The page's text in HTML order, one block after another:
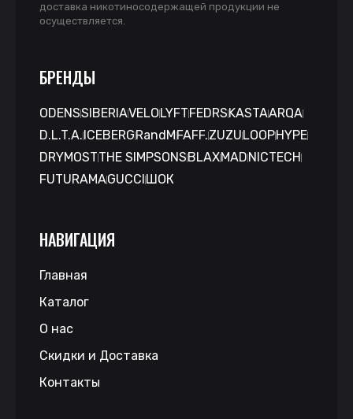
доставка никотиносодержащей продукции не
осуществляется.
БРЕНДЫ
ODENSSIBERIAVELO LYFT FEDRS KASTAARQA
D.L.T.A. ICEBERG RandM FAFF.ZUZU LOOPHYPE
DRYMOSTTHE SIMPSONS BLAXMAD NICTECH
FUTURAMAGUCCI ШОК
НАВИГАЦИЯ
Главная
Каталог
О нас
Скидки и Доставка
Контакты